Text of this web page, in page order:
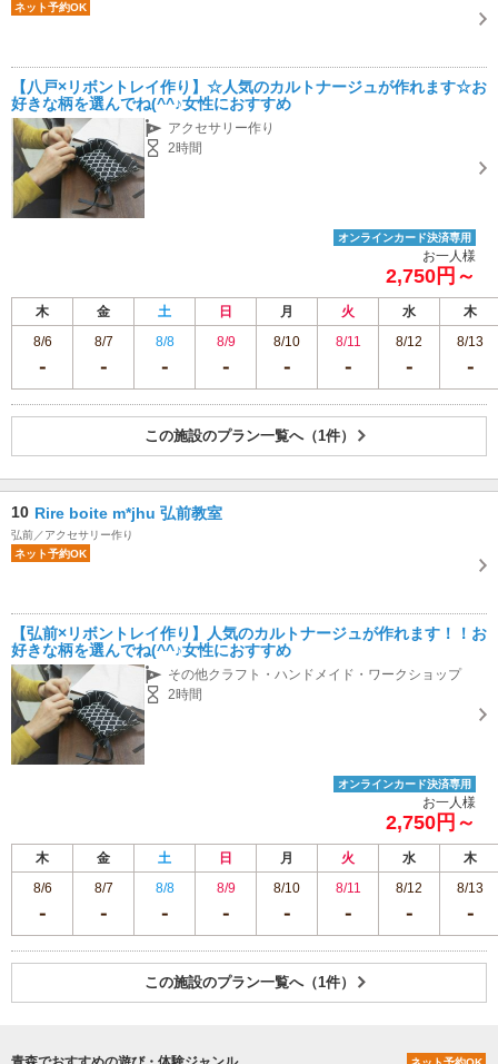
ネット予約OK
【八戸×リボントレイ作り】☆人気のカルトナージュが作れます☆お
好きな柄を選んでね(^^♪女性におすすめ
アクセサリー作り
2時間
オンラインカード決済専用
お一人様
2,750円～
木 金 土 日 月 火 水
木
8/6
8/7 8/8 8/9 8/10 8/11 8/12 8/13
この施設のプラン一覧へ（1件）
10 Rire boite m*jhu 弘前教室
弘前／アクセサリー作り
ネット予約OK
【弘前×リボントレイ作り】人気のカルトナージュが作れます！！お
好きな柄を選んでね(^^♪女性におすすめ
その他クラフト・ハンドメイド・ワークショップ
2時間
オンラインカード決済専用
お一人様
2,750円～
木 金 土 日 月 火 水
木
8/6
8/7 8/8 8/9 8/10 8/11 8/12 8/13
この施設のプラン一覧へ（1件）